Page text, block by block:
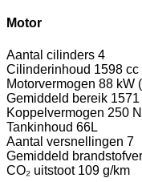
Motor
Aantal cilinders 4
Cilinderinhoud 1598 cc
Motorvermogen 88 kW
Gemiddeld bereik 1571
Koppelvermogen 250
Tankinhoud 66L
Aantal versnellingen 7
Gemiddeld
CO₂ uitstoot 109 g/km